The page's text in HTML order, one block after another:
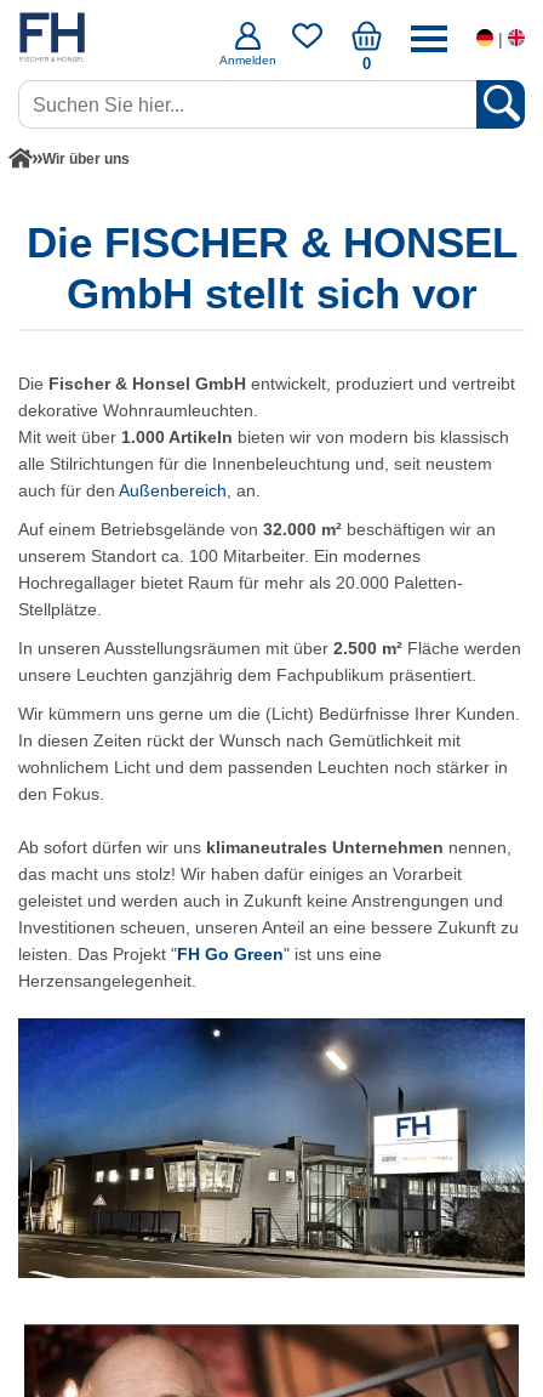
Anmelden 0
|
Wir über uns
Die FISCHER & HONSEL
GmbH stellt sich vor
Die Fischer & Honsel GmbH entwickelt, produziert und vertreibt
dekorative Wohnraumleuchten.
Mit weit über 1.000 Artikeln bieten wir von modern bis klassisch
alle Stilrichtungen für die Innenbeleuchtung und, seit neustem
auch für den Außenbereich , an.
Auf einem Betriebsgelände von 32.000 m² beschäftigen wir an
unserem Standort ca. 100 Mitarbeiter. Ein modernes
Hochregallager bietet Raum für mehr als 20.000 Paletten-
Stellplätze.
In unseren Ausstellungsräumen mit über 2.500 m² Fläche werden
unsere Leuchten ganzjährig dem Fachpublikum präsentiert.
Wir kümmern uns gerne um die (Licht) Bedürfnisse Ihrer Kunden.
In diesen Zeiten rückt der Wunsch nach Gemütlichkeit mit
wohnlichem Licht und dem passenden Leuchten noch stärker in
den Fokus.
Ab sofort dürfen wir uns klimaneutrales Unternehmen nennen,
das macht uns stolz! Wir haben dafür einiges an Vorarbeit
geleistet und werden auch in Zukunft keine Anstrengungen und
Investitionen scheuen, unseren Anteil an eine bessere Zukunft zu
leisten. Das Projekt "FH Go Green" ist uns eine
Herzensangelegenheit.